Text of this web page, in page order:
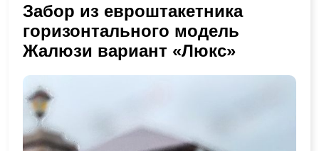
Забор из евроштакетника
горизонтального модель
Жалюзи вариант «Люкс»